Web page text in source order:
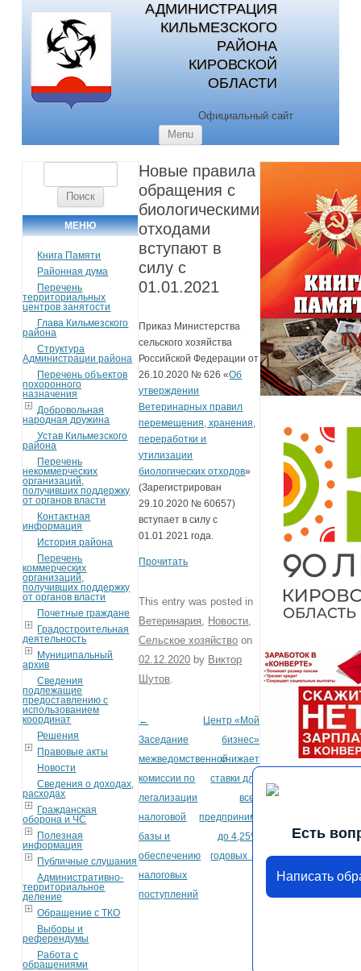
АДМИНИСТРАЦИЯ
КИЛЬМЕЗСКОГО
РАЙОНА
КИРОВСКОЙ
ОБЛАСТИ
Официальный сайт
Menu
МЕНЮ
Книга Памяти
Районная дума
Перечень
территориальных
центров занятости
Глава Кильмезского
района
Структура
Администрации района
Перечень объектов
похоронного
назначения
Добровольная
народная дружина
Устав Кильмезского
района
Перечень
некоммерческих
организаций,
получивших поддержку
от органов власти
Контактная
информация
История района
Перечень
коммерческих
организаций,
получивших поддержку
от органов власти
Почетные граждане
Градостроительная
деятельность
Муниципальный
архив
Сведения
подлежащие
предоставлению с
использованием
координат
Решения
Правовые акты
Новости
Сведения о доходах,
расходах
Гражданская
оборона и ЧС
Полезная
информация
Публичные слушания
Административно-
территориальное
деление
Обращение с ТКО
Выборы и
референдумы
Работа с
обращениями
Новые правила
обращения с
биологическими
отходами
вступают в
силу с
01.01.2021
Приказ Министерства
сельского хозяйства
Российской Федерации от
26.10.2020 № 626 «Об
утверждении
Ветеринарных правил
перемещения, хранения,
переработки и
утилизации
биологических отходов»
(Зарегистрирован
29.10.2020 № 60657)
вступает в силу с
01.01.2021 года.
Прочитать
This entry was posted in
Ветеринария
Новости
Сельское хозяйство on
02.12.2020 by Виктор
Шутов
Post navigation
←
Заседание
межведомственной
комиссии по
легализации
налоговой
базы и
обеспечению
налоговых
поступлений
Центр «Мой
бизнес»
снижает
ставки для
всех
предпринимателей
до 4,25%
годовых →
Есть
Написать